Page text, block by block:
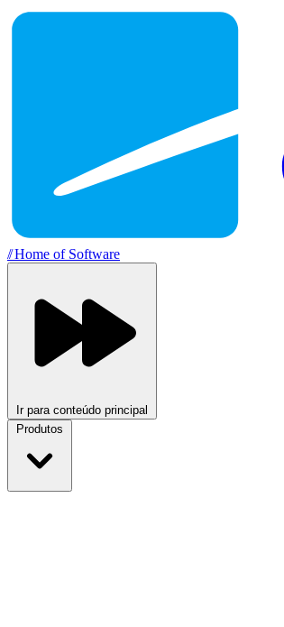
//Home of Software
Ir para conteúdo principal
Produtos